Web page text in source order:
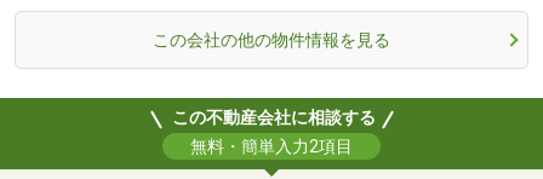
この会社の他の物件情報を見る
この不動産会社に相談する
無料・簡単入力2項目